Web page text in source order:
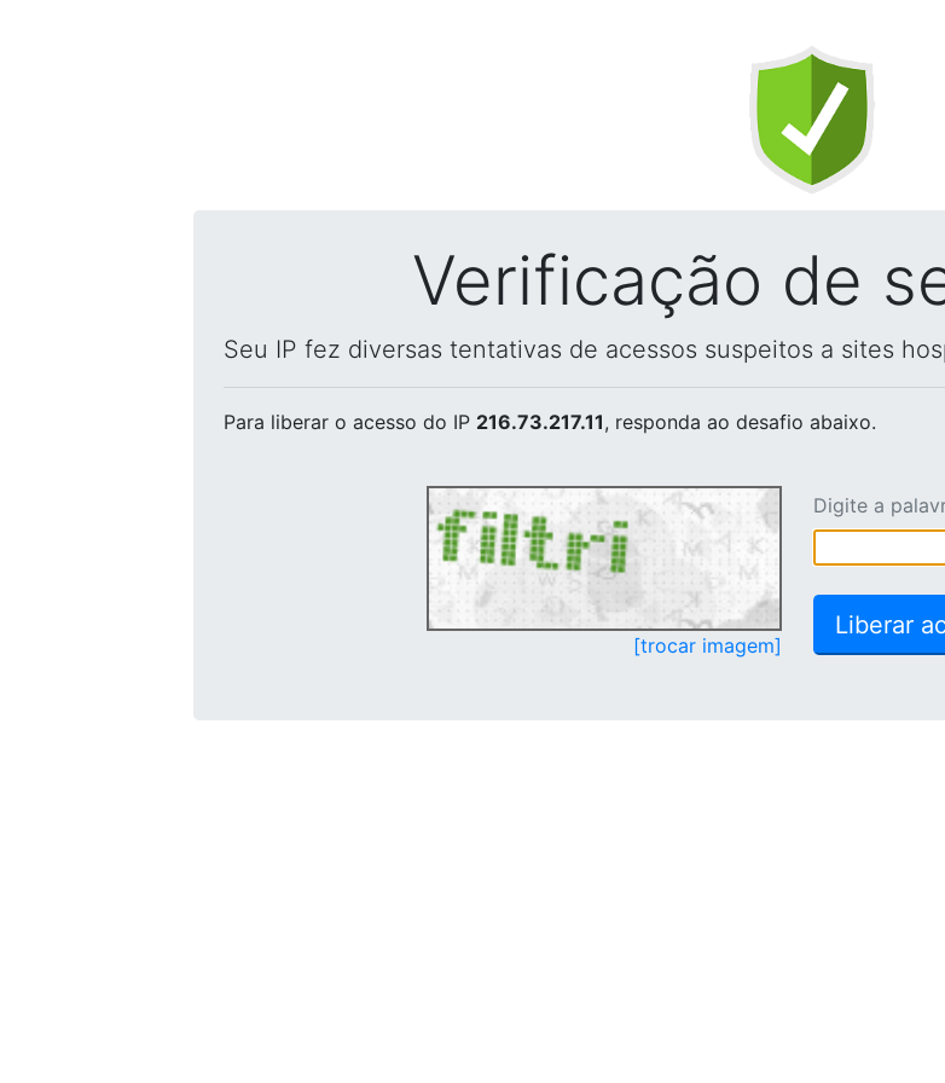
Verificação de
Seu IP fez diversas tentativas de acessos suspeitos a sites
Para liberar o acesso do IP 216.73.217.11, responda ao desafio abaixo.
[trocar imagem]
Digite a